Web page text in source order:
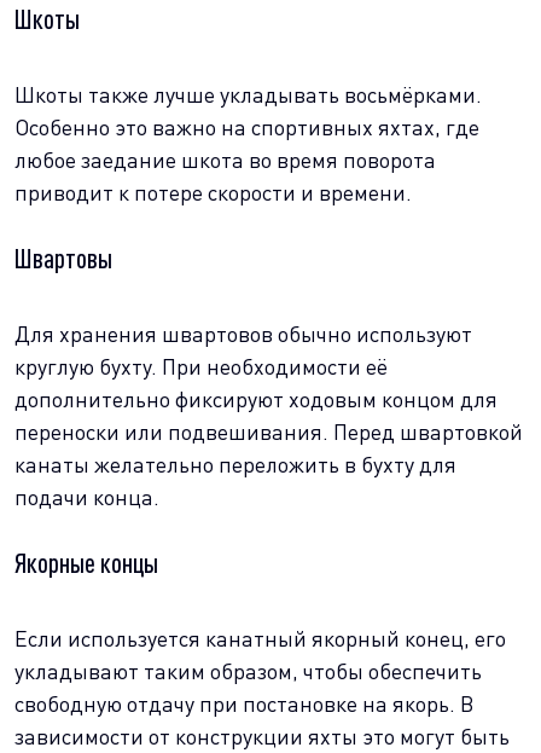
Шкоты
Шкоты также лучше укладывать восьмёрками.
Особенно это важно на спортивных яхтах, где
любое заедание шкота во время поворота
приводит к потере скорости и времени.
Швартовы
Для хранения швартовов обычно используют
круглую бухту. При необходимости её
дополнительно фиксируют ходовым концом для
переноски или подвешивания. Перед швартовкой
канаты желательно переложить в бухту для
подачи конца.
Якорные концы
Если используется канатный якорный конец, его
укладывают таким образом, чтобы обеспечить
свободную отдачу при постановке на якорь. В
зависимости от конструкции яхты это могут быть